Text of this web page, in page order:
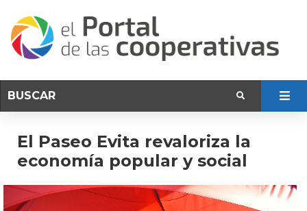
El Paseo Evita revaloriza la
economía popular y social